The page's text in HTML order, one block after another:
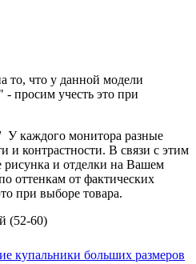
что у данной модели
- просим учесть это при
У каждого монитора разные
и контрастности. В связи с этим
рисунка и отделки на Вашем
оттенкам от фактических
при выборе товара.
(52-60)
купальники больших размеров